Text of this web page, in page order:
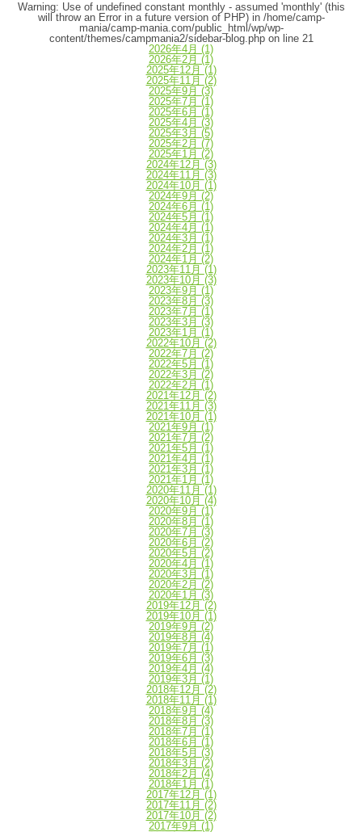
Warning: Use of undefined constant monthly - assumed 'monthly' (this
will throw an Error in a future version of PHP) in /home/camp-
mania/camp-mania.com/public_html/wp/wp-
content/themes/campmania2/sidebar-blog.phpon line 21
2026年4月 (1)
2026年2月 (1)
2025年12月 (1)
2025年11月 (2)
2025年9月 (3)
2025年7月 (1)
2025年6月 (1)
2025年4月 (3)
2025年3月 (5)
2025年2月 (7)
2025年1月 (2)
2024年12月 (3)
2024年11月 (3)
2024年10月 (1)
2024年9月 (2)
2024年6月 (1)
2024年5月 (1)
2024年4月 (1)
2024年3月 (1)
2024年2月 (1)
2024年1月 (2)
2023年11月 (1)
2023年10月 (3)
2023年9月 (1)
2023年8月 (3)
2023年7月 (1)
2023年3月 (3)
2023年1月 (1)
2022年10月 (2)
2022年7月 (2)
2022年5月 (1)
2022年3月 (2)
2022年2月 (1)
2021年12月 (2)
2021年11月 (3)
2021年10月 (1)
2021年9月 (1)
2021年7月 (2)
2021年5月 (1)
2021年4月 (1)
2021年3月 (1)
2021年1月 (1)
2020年11月 (1)
2020年10月 (4)
2020年9月 (1)
2020年8月 (1)
2020年7月 (3)
2020年6月 (2)
2020年5月 (2)
2020年4月 (1)
2020年3月 (1)
2020年2月 (2)
2020年1月 (3)
2019年12月 (2)
2019年10月 (1)
2019年9月 (2)
2019年8月 (4)
2019年7月 (1)
2019年6月 (3)
2019年4月 (4)
2019年3月 (1)
2018年12月 (2)
2018年11月 (1)
2018年9月 (4)
2018年8月 (3)
2018年7月 (1)
2018年6月 (1)
2018年5月 (3)
2018年3月 (2)
2018年2月 (4)
2018年1月 (1)
2017年12月 (1)
2017年11月 (2)
2017年10月 (2)
2017年9月 (1)